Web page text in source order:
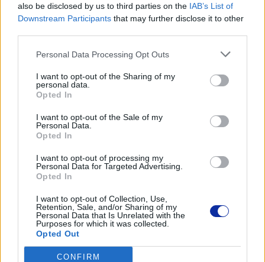
also be disclosed by us to third parties on the IAB’s List of
Downstream Participants that may further disclose it to other
Personal Data Processing Opt Outs
I want to opt-out of the Sharing of my
personal data.
Opted In
I want to opt-out of the Sale of my
Personal Data.
Opted In
I want to opt-out of processing my
Personal Data for Targeted Advertising.
Opted In
I want to opt-out of Collection, Use,
Retention, Sale, and/or Sharing of my
Personal Data that Is Unrelated with the
Purposes for which it was collected.
Opted Out
CONFIRM
Podmiot odpowiedzialny
02-674 Warszawa
https://brother.pl
https://www.brother.pl/support
POLECANE
PRODUKTY: